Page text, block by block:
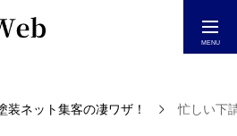
装ネット集客の凄ワザ！ 忙しい下